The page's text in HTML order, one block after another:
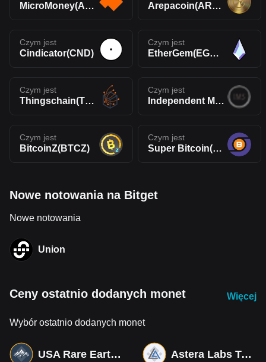
MicroMoney(AMM) Arepacoin(AREPA)
Czym jest
Cindicator(CND)
Czym jest
EtherGem(EGEM)
Czym jest
Thingschain(TIC)
Czym jest
Independent Money System(IMS)
Czym jest
BitcoinZ(BTCZ)
Czym jest
Super Bitcoin(SBTC)
Nowe notowania na Bitget
Nowe notowania
Union
Ceny ostatnio dodanych monet Więcej
Wybór ostatnio dodanych monet
USA Rare Earth Tokenized bStocks Astera Labs Tokenized bStocks